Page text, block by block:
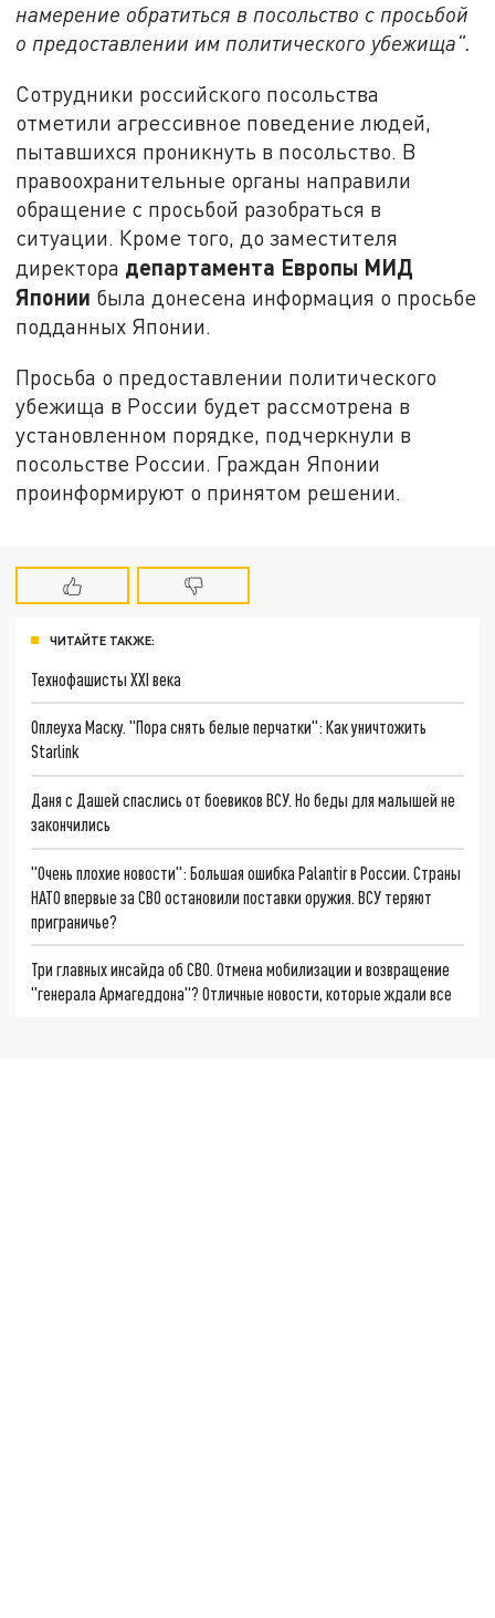
намерение обратиться в посольство с просьбой
о предоставлении им политического убежища".
Сотрудники российского посольства
отметили агрессивное поведение людей,
пытавшихся проникнуть в посольство. В
правоохранительные органы направили
обращение с просьбой разобраться в
ситуации. Кроме того, до заместителя
директора департамента Европы МИД
Японии была донесена информация о просьбе
подданных Японии.
Просьба о предоставлении политического
убежища в России будет рассмотрена в
установленном порядке, подчеркнули в
посольстве России. Граждан Японии
проинформируют о принятом решении.
ЧИТАЙТЕ ТАКЖЕ:
Технофашисты XXI века
Оплеуха Маску. "Пора снять белые перчатки": Как уничтожить
Starlink
Даня с Дашей спаслись от боевиков ВСУ. Но беды для малышей не
закончились
"Очень плохие новости": Большая ошибка Palantir в России. Страны
НАТО впервые за СВО остановили поставки оружия. ВСУ теряют
приграничье?
Три главных инсайда об СВО. Отмена мобилизации и возвращение
"генерала Армагеддона"? Отличные новости, которые ждали все